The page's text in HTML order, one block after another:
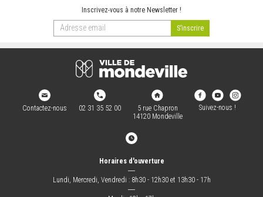
Inscrivez-vous à notre Newsletter !
Contactez-nous 02 31 35 52 00
5 rue Chapron
14120 Mondeville
Suivez-nous !
Horaires d'ouverture
―
Lundi, Mercredi, Vendredi : 8h30 - 12h30 et 13h30 - 17h
―